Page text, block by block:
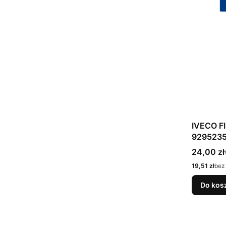
IVECO
Cena
24,00 zł
Cena netto
19,51 złbez
Do